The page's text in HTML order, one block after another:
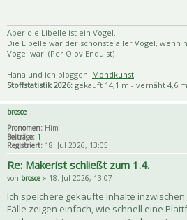
Aber die Libelle ist ein Vogel.
Die Libelle war der schönste aller Vögel, wenn
Vogel war. (Per Olov Enquist)
Hana und ich bloggen: Mondkunst
Stoffstatistik 2026: gekauft 14,1 m - vernäht 4,6
brosce
Pronomen: Him
Beiträge: 1
Registriert: 18. Jul 2026, 13:05
Re: Makerist schließt zum 1.4.
von brosce » 18. Jul 2026, 13:07
Ich speichere gekaufte Inhalte
Fälle zeigen einfach, wie schnell eine